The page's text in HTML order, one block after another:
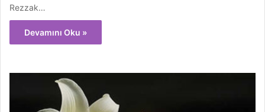
Rezzak…
Devamını Oku »